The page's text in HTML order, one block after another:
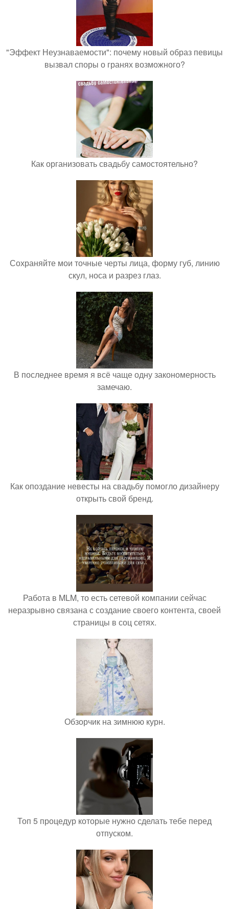
"Эффект Неузнаваемости": почему новый образ певицы
вызвал споры о гранях возможного?
Как организовать свадьбу самостоятельно?
Сохраняйте мои точные черты лица, форму губ, линию
скул, носа и разрез глаз.
В последнее время я всё чаще одну закономерность
замечаю.
Как опоздание невесты на свадьбу помогло дизайнеру
открыть свой бренд.
Работа в MLM, то есть сетевой компании сейчас
неразрывно связана с создание своего контента, своей
страницы в соц сетях.
Обзорчик на зимнюю курн.
Топ 5 процедур которые нужно сделать тебе перед
отпуском.